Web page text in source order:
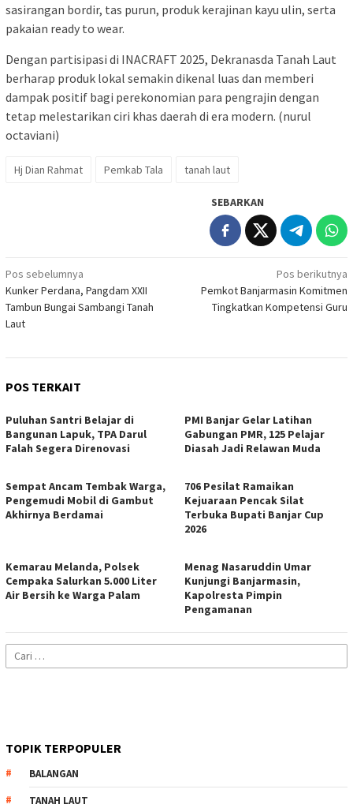
sasirangan bordir, tas purun, produk kerajinan kayu ulin, serta
pakaian ready to wear.
Dengan partisipasi di INACRAFT 2025, Dekranasda Tanah Laut
berharap produk lokal semakin dikenal luas dan memberi
dampak positif bagi perekonomian para pengrajin dengan
tetap melestarikan ciri khas daerah di era modern. (nurul
octaviani)
Hj Dian Rahmat Pemkab Tala tanah laut
SEBARKAN
Navigasi
pos
Pos sebelumnya
Kunker Perdana, Pangdam XXII
Tambun Bungai Sambangi Tanah
Laut
Pos berikutnya
Pemkot Banjarmasin Komitmen
Tingkatkan Kompetensi Guru
POS TERKAIT
Puluhan Santri Belajar di
Bangunan Lapuk, TPA Darul
Falah Segera Direnovasi
PMI Banjar Gelar Latihan
Gabungan PMR, 125 Pelajar
Diasah Jadi Relawan Muda
Sempat Ancam Tembak Warga,
Pengemudi Mobil di Gambut
Akhirnya Berdamai
706 Pesilat Ramaikan
Kejuaraan Pencak Silat
Terbuka Bupati Banjar Cup
2026
Kemarau Melanda, Polsek
Cempaka Salurkan 5.000 Liter
Air Bersih ke Warga Palam
Menag Nasaruddin Umar
Kunjungi Banjarmasin,
Kapolresta Pimpin
Pengamanan
Cari
untuk:
TOPIK TERPOPULER
BALANGAN
TANAH LAUT